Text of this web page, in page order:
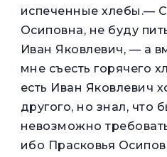
испеченные хлебы.—
Осиповна, не буду
Иван Яковлевич, — а
мне съесть горячего
есть Иван Яковлевич
другого, но знал, что
невозможно
ибо Прасковья